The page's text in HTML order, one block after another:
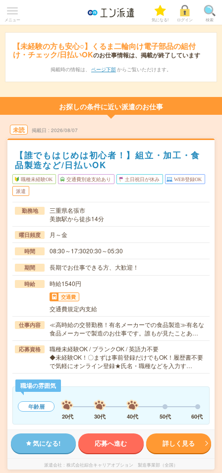
メニュー 気になる! ログイン 検索
【未経験の方も安心○】くるま二輪向け電子部品の組付
け・チェック/日払いOKのお仕事情報は、掲載が終了しています
掲載時の情報は、 ページ下部 からご覧いただけます。
お探しの条件に近い派遣のお仕事
未読 掲載日 2026/08/07
【誰でもはじめは初心者！】組立・加工・食
品製造など/日払いOK
職種未経験OK 交通費別途支給あり 土日祝日が休み WEB登録OK
派遣
勤務地
三重県名張市
美旗駅から徒歩14分
曜日頻度 月～金
時間 08:30～17:3020:30～05:30
期間 長期でお仕事できる方、大歓迎！
時給 時給1540円
交通費
交通費規定内支給
仕事内容
≪高時給の交替勤務！有名メーカーでの食品製造≫有名な
食品メーカーで製造のお仕事です。誰もが見たことあ…
応募資格
職種未経験OK / ブランクOK / 英語力不要
◆未経験OK！〇まずは事前登録だけでもOK！履歴書不要
で気軽にオンライン登録★氏名・職種などを入力す…
職場の雰囲気
年齢層
20代
30代 40代 50代 60代
気になる! 応募へ進む 詳しく見る
派遣会社 株式会社綜合キャリアオプション 製造事業部（全国）